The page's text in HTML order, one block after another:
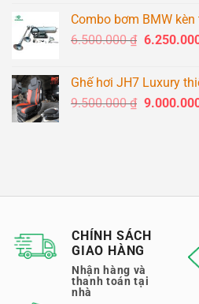
Combo bơm BMW
6.500.000₫ Giá
Ghế hơi JH7 Luxury
9.500.000₫ Giá
CHÍNH SÁCH
GIAO HÀNG
Nhận hàng và
thanh toán tại
nhà